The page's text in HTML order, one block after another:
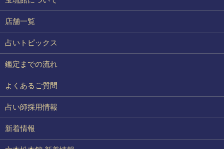
店舗一覧
占いトピックス
鑑定までの流れ
よくあるご質問
占い師採用情報
新着情報